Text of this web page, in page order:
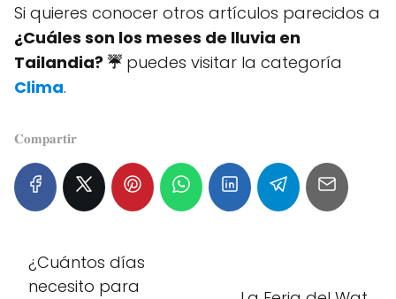
Si quieres conocer otros artículos parecidos a
¿Cuáles son los meses de lluvia en
Tailandia? ☔️ puedes visitar la categoría
Clima.
𝐂𝐨𝐦𝐩𝐚𝐫𝐭𝐢𝐫
¿Cuántos días
necesito para